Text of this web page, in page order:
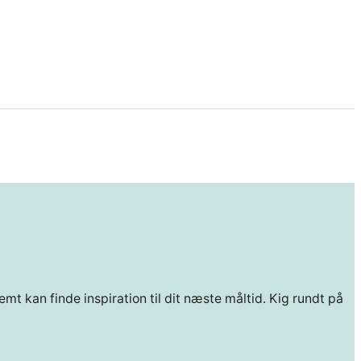
kan finde inspiration til dit næste måltid. Kig rundt på